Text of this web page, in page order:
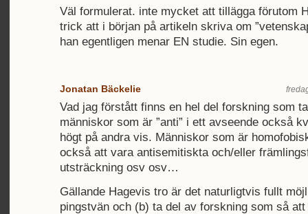
Väl formulerat. inte mycket att tillägga förutom
trick att i början på artikeln skriva om
han egentligen menar EN studie. Sin egen.
Jonatan Bäckelie
Vad jag förstått finns en hel del forskning som
människor som är ”anti” i ett avseende också
högt på andra vis. Människor som är
också att vara antisemitiskta och/eller
utsträckning osv osv…
Gällande Hagevis tro är det naturligtvis fullt
pingstvän och (b) ta del av forskning som så att